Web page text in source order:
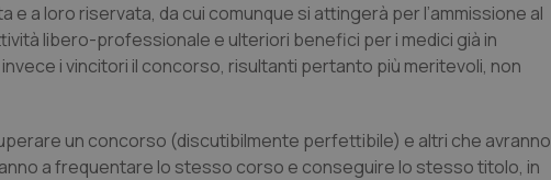
a loro riservata, da cui comunque si attingerà per l’ammissione al
libero-professionale e ulteriori benefici per i medici già in
i vincitori il concorso, risultanti pertanto più meritevoli, non
un concorso (discutibilmente perfettibile) e altri che avranno
a frequentare lo stesso corso e conseguire lo stesso titolo, in